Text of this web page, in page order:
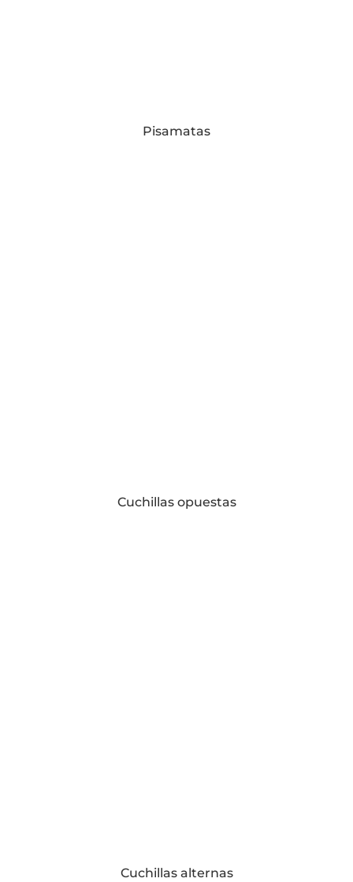
Pisamatas
Cuchillas opuestas
Cuchillas alternas